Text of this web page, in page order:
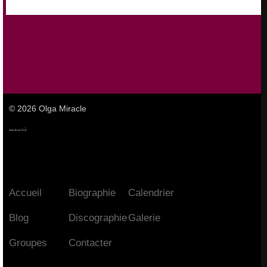
© 2026 Olga Miracle
Accueil Biographie Calendrier
Blog DiscographieGalerie
Groupes Contacter